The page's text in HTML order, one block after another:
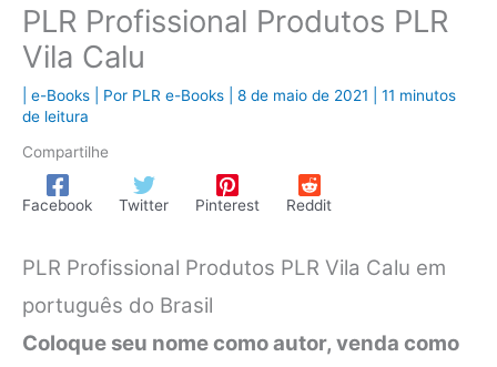
PLR Profissional Produtos PLR
Vila Calu
e-Books | Por PLR e-Books 8 de maio de 2021
11 minutos
de leitura
Compartilhe
Facebook Twitter Pinterest Reddit
PLR Profissional Produtos PLR Vila Calu em
português do Brasil
Coloque seu nome como autor, venda como